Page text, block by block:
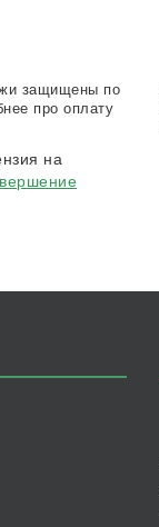
защищены по
про оплату
на